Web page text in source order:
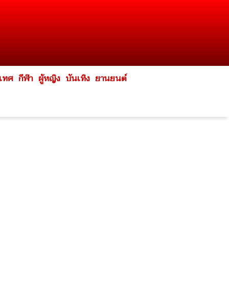
ทศ กีฬา ผู้หญิง บันเทิง ยานยนต์